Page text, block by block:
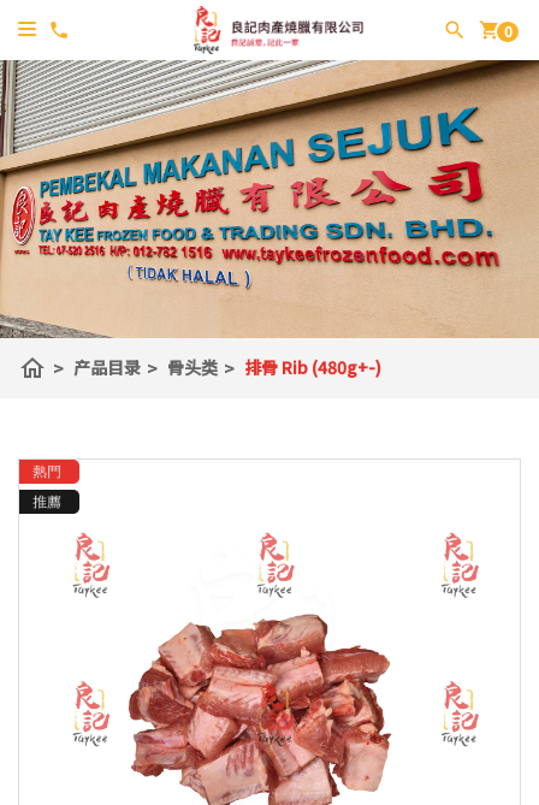
shopping_cart0
home > 产品目录 > 骨头类 > 排骨 Rib (480g+-)